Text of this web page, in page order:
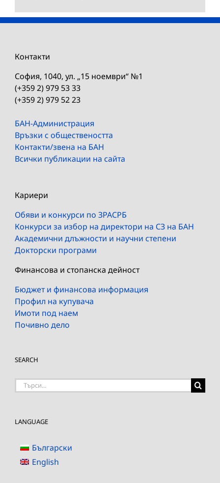
Контакти
София, 1040, ул. „15 ноември“ №1
(+359 2) 979 53 33
(+359 2) 979 52 23
БАН-Администрация
Връзки с обществеността
Контакти/звена на БАН
Всички публикации на сайта
Кариери
Обяви и конкурси по ЗРАСРБ
Конкурси за избор на директори на СЗ на БАН
Академични длъжности и научни степени
Докторски програми
Финансова и стопанска дейност
Бюджет и финансова информация
Профил на купувача
Имоти под наем
Почивно дело
SEARCH
Търсене
LANGUAGE
Български
English